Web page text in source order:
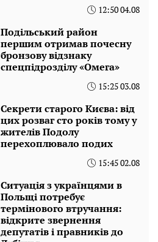
12:50 04.08
Подільський район
першим отримав почесну
бронзову відзнаку
спецпідрозділу «Омега»
15:25 03.08
Секрети старого Києва: від
цих розваг сто років тому у
жителів Подолу
перехоплювало подих
15:45 02.08
Ситуація з українцями в
Польщі потребує
термінового втручання:
відкрите звернення
депутатів і правників до